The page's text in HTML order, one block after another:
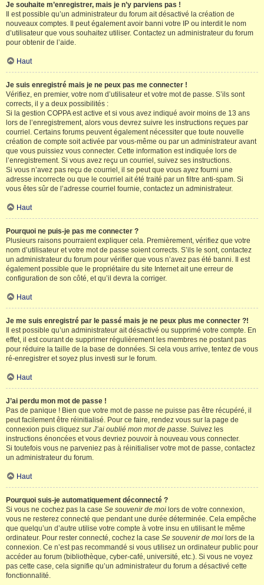
Je souhaite m’enregistrer, mais je n’y parviens pas !
Il est possible qu’un administrateur du forum ait désactivé la création de
nouveaux comptes. Il peut également avoir banni votre IP ou interdit le nom
d’utilisateur que vous souhaitez utiliser. Contactez un administrateur du forum
pour obtenir de l’aide.
Haut
Je suis enregistré mais je ne peux pas me connecter !
Vérifiez, en premier, votre nom d’utilisateur et votre mot de passe. S’ils sont
corrects, il y a deux possibilités :
Si la gestion COPPA est active et si vous avez indiqué avoir moins de 13 ans
lors de l’enregistrement, alors vous devrez suivre les instructions reçues par
courriel. Certains forums peuvent également nécessiter que toute nouvelle
création de compte soit activée par vous-même ou par un administrateur avant
que vous puissiez vous connecter. Cette information est indiquée lors de
l’enregistrement. Si vous avez reçu un courriel, suivez ses instructions.
Si vous n’avez pas reçu de courriel, il se peut que vous ayez fourni une
adresse incorrecte ou que le courriel ait été traité par un filtre anti-spam. Si
vous êtes sûr de l’adresse courriel fournie, contactez un administrateur.
Haut
Pourquoi ne puis-je pas me connecter ?
Plusieurs raisons pourraient expliquer cela. Premièrement, vérifiez que votre
nom d’utilisateur et votre mot de passe soient corrects. S’ils le sont, contactez
un administrateur du forum pour vérifier que vous n’avez pas été banni. Il est
également possible que le propriétaire du site Internet ait une erreur de
configuration de son côté, et qu’il devra la corriger.
Haut
Je me suis enregistré par le passé mais je ne peux plus me connecter ?!
Il est possible qu’un administrateur ait désactivé ou supprimé votre compte. En
effet, il est courant de supprimer régulièrement les membres ne postant pas
pour réduire la taille de la base de données. Si cela vous arrive, tentez de vous
ré-enregistrer et soyez plus investi sur le forum.
Haut
J’ai perdu mon mot de passe !
Pas de panique ! Bien que votre mot de passe ne puisse pas être récupéré, il
peut facilement être réinitialisé. Pour ce faire, rendez vous sur la page de
connexion puis cliquez sur J’ai oublié mon mot de passe. Suivez les
instructions énoncées et vous devriez pouvoir à nouveau vous connecter.
Si toutefois vous ne parveniez pas à réinitialiser votre mot de passe, contactez
un administrateur du forum.
Haut
Pourquoi suis-je automatiquement déconnecté ?
Si vous ne cochez pas la case Se souvenir de moi lors de votre connexion,
vous ne resterez connecté que pendant une durée déterminée. Cela empêche
que quelqu’un d’autre utilise votre compte à votre insu en utilisant le même
ordinateur. Pour rester connecté, cochez la case Se souvenir de moi lors de la
connexion. Ce n’est pas recommandé si vous utilisez un ordinateur public pour
accéder au forum (bibliothèque, cyber-café, université, etc.). Si vous ne voyez
pas cette case, cela signifie qu’un administrateur du forum a désactivé cette
fonctionnalité.